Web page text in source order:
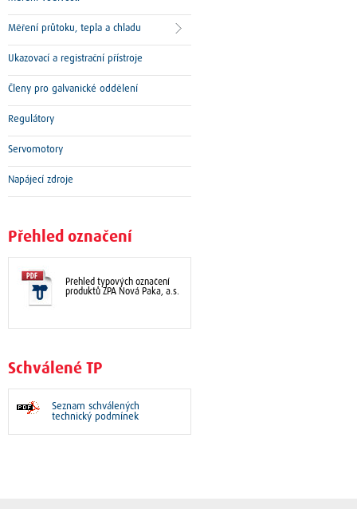
Měření průtoku, tepla a chladu
Ukazovací a registrační přístroje
Členy pro galvanické oddělení
Regulátory
Servomotory
Napájecí zdroje
Přehled označení
Přehled typových označení
produktů ZPA Nová Paka, a.s.
Schválené TP
Seznam schválených
technický podmínek